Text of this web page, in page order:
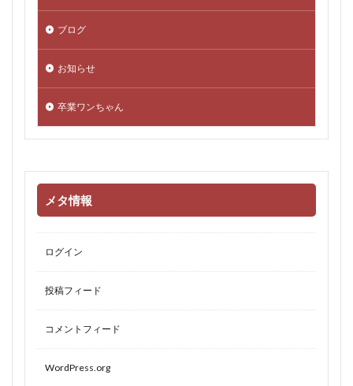
ブログ
お知らせ
卒業ワンちゃん
メタ情報
ログイン
投稿フィード
コメントフィード
WordPress.org